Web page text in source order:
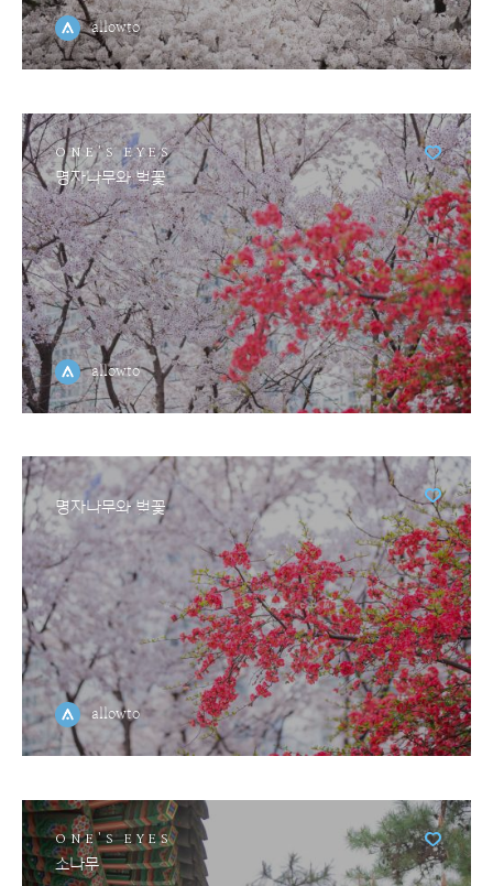
allowto
ONE'S EYES
명자나무와 벚꽃
allowto
명자나무와 벚꽃
allowto
ONE'S EYES
소나무